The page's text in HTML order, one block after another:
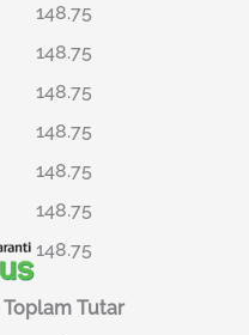
148.75
148.75
148.75
148.75
148.75
148.75
148.75
Toplam Tutar